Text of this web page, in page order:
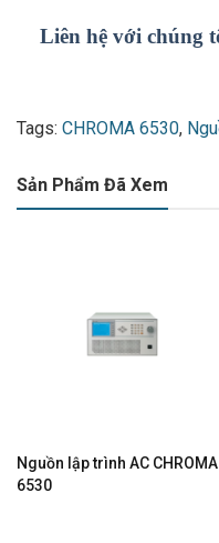
Liên hệ với chúng
Tags: CHROMA 6530,
Sản Phẩm Đã Xem
Nguồn lập trình AC CHROMA
6530